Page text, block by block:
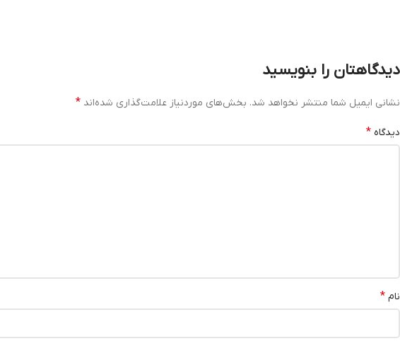
دیدگاهتان را بنویسید
نشانی ایمیل شما منتشر نخواهد شد. بخش‌های موردنیاز علامت‌گذاری شده‌اند *
دیدگاه *
نام *